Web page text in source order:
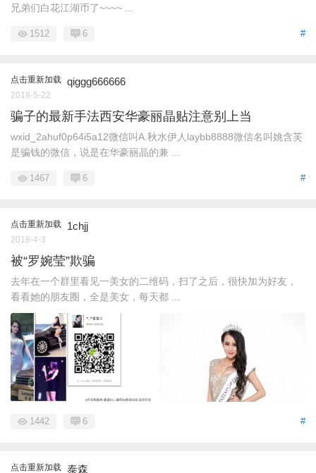
兄弟们白花江湖币了~~~~ ...
#
1512 6
点击重新加载 qiggg666666
2018-5-22
骗子的最新手法西安华豪丽晶贴注意别上当
wxid_2ahuf0p64i5a12微信叫A.秋水伊人laybb8888微信名叫姚含芙
是骗钱的微信，说是在华豪丽晶的兼 ...
#
1467 6
点击重新加载 1chjj
2018-4-3
被“罗婉莹”欺骗
去年在一个群里看见一美女的二维码，扫了之后，很快加为好友，
看看她的朋友圈，全是美女，每天都 ...
#
1442 6
点击重新加载 泰森